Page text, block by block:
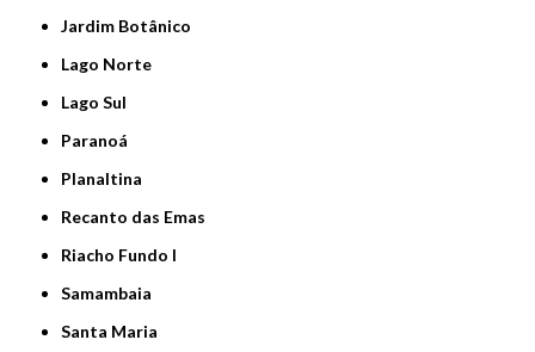
Jardim Botânico
Lago Norte
Lago Sul
Paranoá
Planaltina
Recanto das Emas
Riacho Fundo I
Samambaia
Santa Maria